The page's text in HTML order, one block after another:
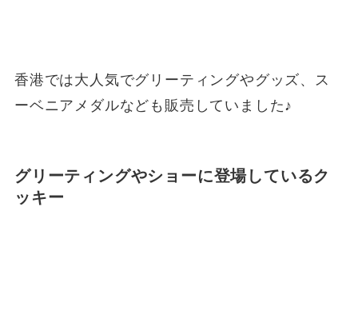
香港では大人気でグリーティングやグッズ、ス
ーベニアメダルなども販売していました♪
グリーティングやショーに登場しているク
ッキー